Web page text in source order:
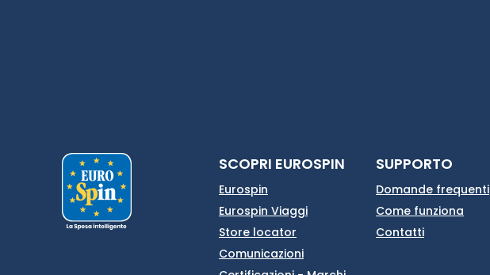
SCOPRI EUROSPIN
Eurospin
Eurospin Viaggi
Store locator
Comunicazioni
SUPPORTO
Domande frequenti
Come funziona
Contatti